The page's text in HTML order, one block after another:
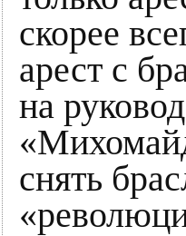
скорее
арест с
на
снять